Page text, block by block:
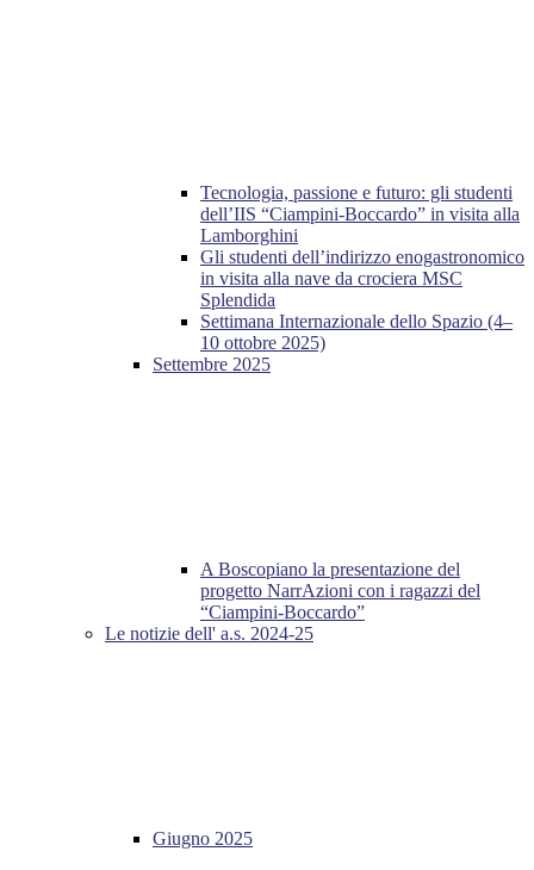
Tecnologia, passione e futuro: gli studenti
dell’IIS “Ciampini-Boccardo” in visita alla
Lamborghini
Gli studenti dell’indirizzo enogastronomico
in visita alla nave da crociera MSC
Splendida
Settimana Internazionale dello Spazio (4–
10 ottobre 2025)
Settembre 2025
A Boscopiano la presentazione del
progetto NarrAzioni con i ragazzi del
“Ciampini-Boccardo”
Le notizie dell' a.s. 2024-25
Giugno 2025